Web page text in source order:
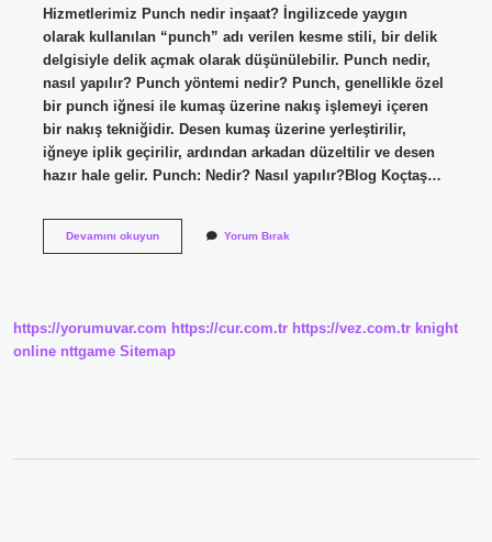
Hizmetlerimiz Punch nedir inşaat? İngilizcede yaygın
olarak kullanılan “punch” adı verilen kesme stili, bir delik
delgisiyle delik açmak olarak düşünülebilir. Punch nedir,
nasıl yapılır? Punch yöntemi nedir? Punch, genellikle özel
bir punch iğnesi ile kumaş üzerine nakış işlemeyi içeren
bir nakış tekniğidir. Desen kumaş üzerine yerleştirilir,
iğneye iplik geçirilir, ardından arkadan düzeltilir ve desen
hazır hale gelir. Punch: Nedir? Nasıl yapılır?Blog Koçtaş…
Devamını okuyunPunch
Yorum Bırak
https://yorumuvar.com https://cur.com.tr https://vez.com.tr knight
online nttgame Sitemap